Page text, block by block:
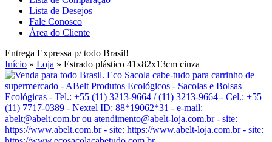
Lista de Desejos
Fale Conosco
Área do Cliente
Entrega Expressa p/ todo Brasil!
Início » Loja » Estrado plástico 41x82x13cm cinza